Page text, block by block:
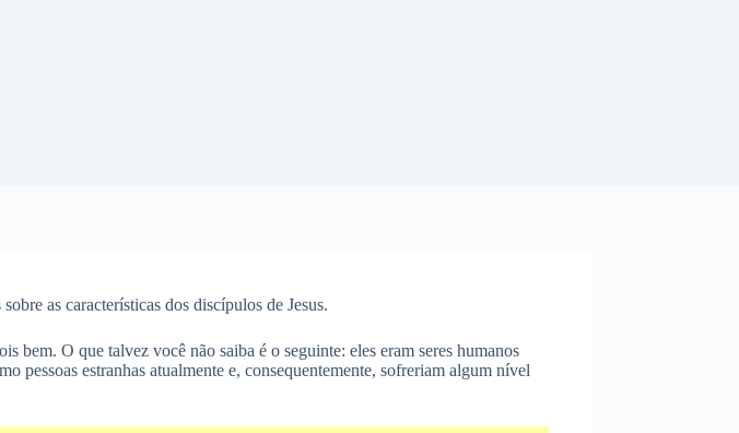
as características dos discípulos de Jesus.
bem. O que talvez você não saiba é o seguinte: eles eram seres humanos
pessoas estranhas atualmente e, consequentemente, sofreriam algum nível